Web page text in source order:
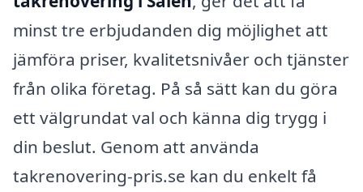
minst tre erbjudanden dig möjlighet att
jämföra priser, kvalitetsnivåer och tjänster
från olika företag. På så sätt kan du göra
ett välgrundat val och känna dig trygg i
din beslut. Genom att använda
takrenovering-pris.se kan du enkelt få